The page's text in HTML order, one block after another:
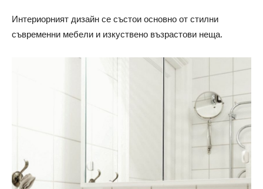
Интериорният дизайн се състои основно от стилни
съвременни мебели и изкуствено възрастови неща.